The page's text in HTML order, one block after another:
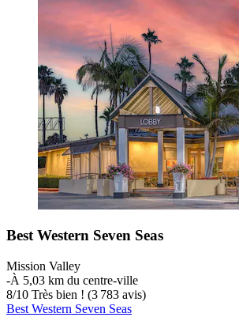
Best Western Seven Seas
Mission Valley
‐À 5,03 km du centre-ville
8/10 Très bien ! (3 783 avis)
Best Western Seven Seas